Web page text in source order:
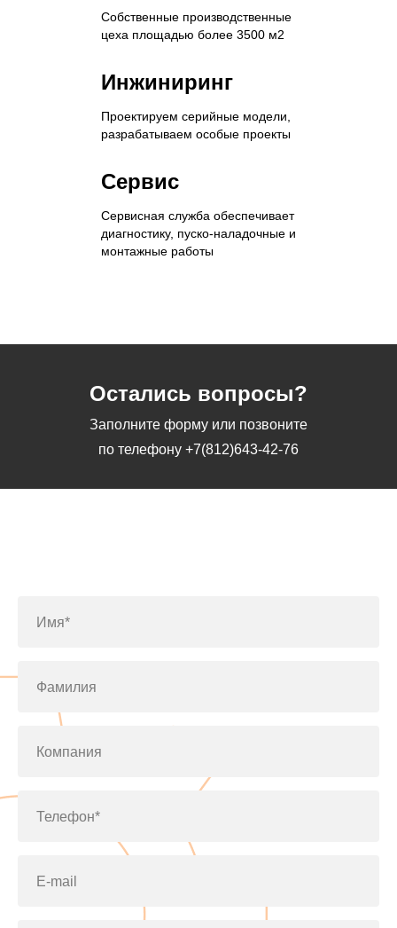
Собственные производственные
цеха площадью более 3500 м2
Инжиниринг
Проектируем серийные модели,
разрабатываем особые проекты
Сервис
Сервисная служба обеспечивает
диагностику, пуско-наладочные и
монтажные работы
Остались вопросы?
Заполните форму или позвоните
по телефону +7(812)643-42-76
Имя*
Фамилия
Компания
Телефон*
E-mail